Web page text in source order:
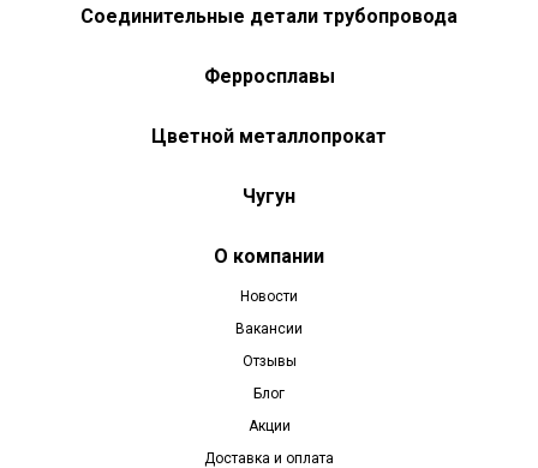
Соединительные детали трубопровода
Ферросплавы
Цветной металлопрокат
Чугун
О компании
Новости
Вакансии
Отзывы
Блог
Акции
Доставка и оплата